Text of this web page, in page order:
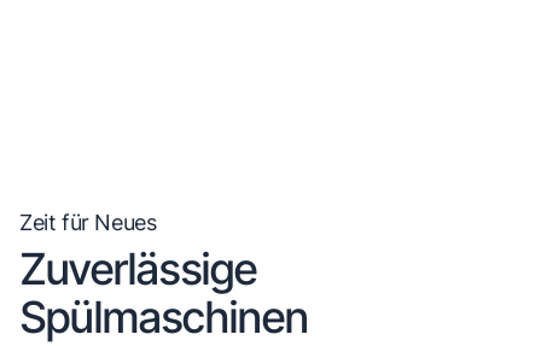
Zeit für Neues
Zuverlässige
Spülmaschinen